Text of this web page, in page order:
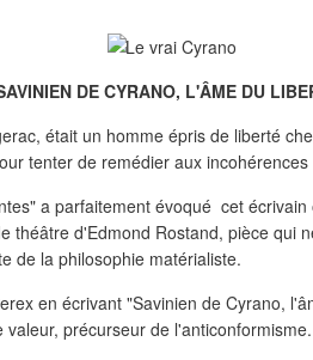
DE CYRANO, L'ÂME DU
était un homme épris de liberté
tenter de remédier aux
a parfaitement évoqué cet
théâtre d'Edmond Rostand, pièce qui
de la philosophie matérialiste.
en écrivant "Savinien de Cyrano,
précurseur de l'anticonformisme.